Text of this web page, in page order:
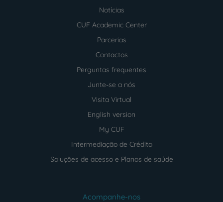
Notícias
CUF Academic Center
Parcerias
Contactos
Perguntas frequentes
Junte-se a nós
Visita Virtual
English version
My CUF
Intermediação de Crédito
Soluções de acesso e Planos de saúde
Acompanhe-nos